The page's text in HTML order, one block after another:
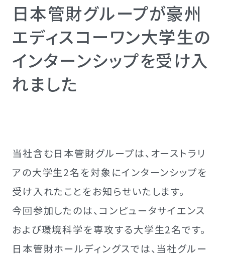
日本管財グループが豪州
エディスコーワン大学生の
インターンシップを受け入
れました
当社含む日本管財グループは、オーストラリ
アの大学生2名を対象にインターンシップを
受け入れたことをお知らせいたします。
今回参加したのは、コンピュータサイエンス
および環境科学を専攻する大学生2名です。
日本管財ホールディングスでは、当社グルー